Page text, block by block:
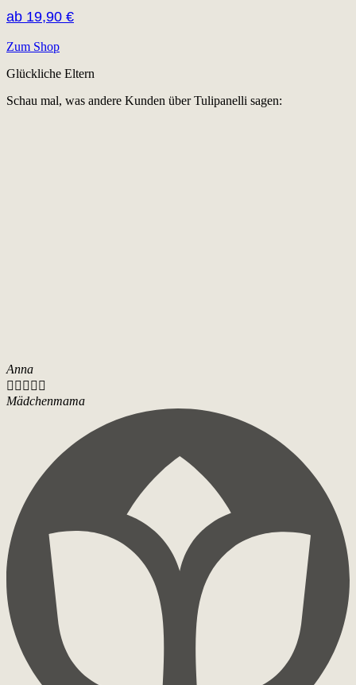
ab 19,90 €
Zum Shop
Glückliche Eltern
Schau mal, was andere Kunden über Tulipanelli sagen:
Anna
    
Mädchenmama